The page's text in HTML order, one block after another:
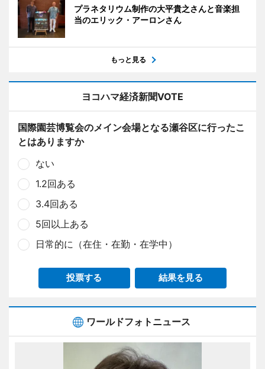
プラネタリウム制作の大平貴之さんと音楽担
当のエリック・アーロンさん
もっと見る
ヨコハマ経済新聞VOTE
国際園芸博覧会のメイン会場となる瀬谷区に行ったこ
とはありますか
ない
1.2回ある
3.4回ある
5回以上ある
日常的に（在住・在勤・在学中）
投票する 結果を見る
ワールドフォトニュース